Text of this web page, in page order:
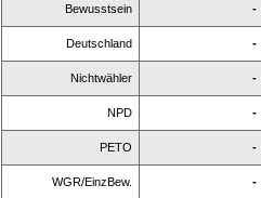
Bewusstsein -
Deutschland -
Nichtwähler -
NPD -
PETO -
WGR/EinzBew. -